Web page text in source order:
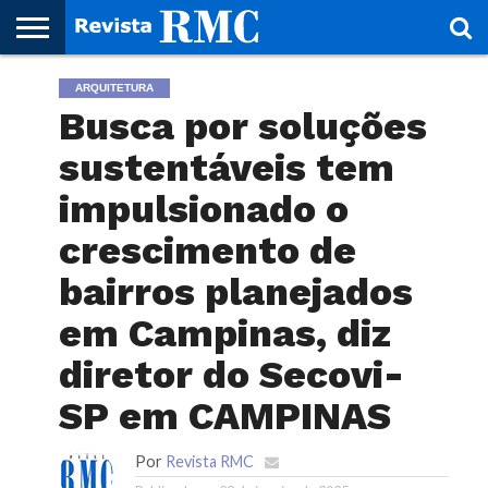
HOME
REVISTA
PROJETO
RMC – 20
ARTE &
NOTÍCIAS
EDIÇÕES
PARCEIROS
FAÇA
SEU
SITE!
FALEARQUITETURA
Busca por soluções
sustentáveis tem
impulsionado o
crescimento de
bairros planejados
em Campinas, diz
diretor do Secovi-
SP em CAMPINAS
Por Revista RMC